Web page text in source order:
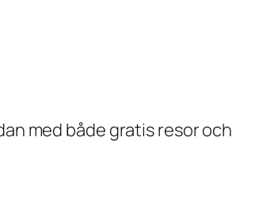
med både gratis resor och